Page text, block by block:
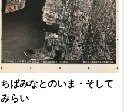
ちばみなとのいま・そして
みらい